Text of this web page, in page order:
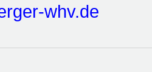
whv.de